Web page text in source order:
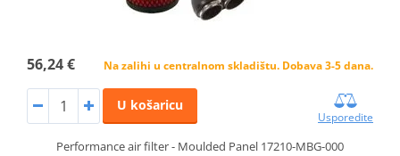
56,24 € Na zalihi u centralnom skladištu. Dobava 3-5 dana.
U košaricu
Usporedite
Performance air filter - Moulded Panel 17210-MBG-000